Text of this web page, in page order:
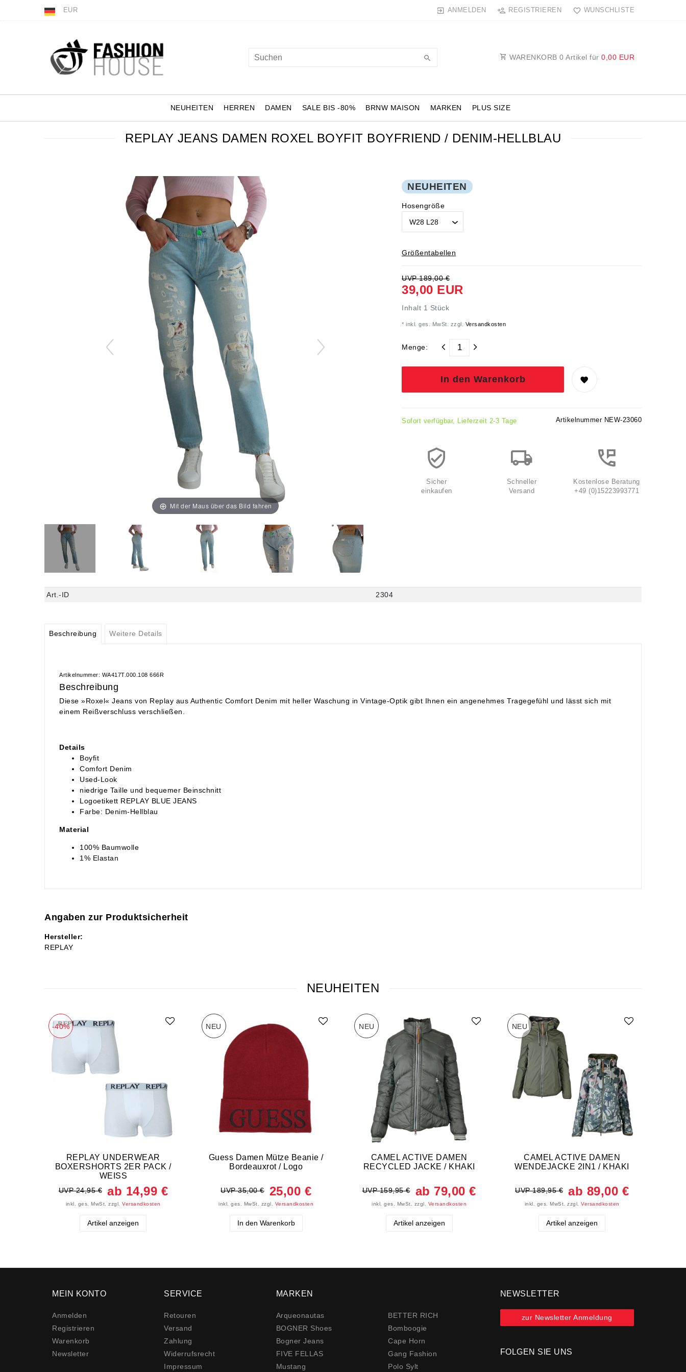
EUR ANMELDEN REGISTRIEREN WUNSCHLISTE
WARENKORB 0 Artikel für 0,00 EUR
NEUHEITEN HERREN DAMEN SALE BIS -80% BRNW MAISON MARKEN PLUS SIZE
REPLAY JEANS DAMEN ROXEL BOYFIT BOYFRIEND / DENIM-HELLBLAU
Mit der Maus über das Bild fahren
NEUHEITEN
Hosengröße
Größentabellen
UVP 189,00 €
39,00 EUR
Inhalt 1 Stück
* inkl. ges. MwSt. zzgl. Versandkosten
Menge:
In den Warenkorb
Sofort verfügbar, Lieferzeit 2-3 Tage Artikelnummer NEW-23060
Sicher
einkaufen
Schneller
Versand
Kostenlose Beratung
+49 (0)15223993771
Art.-ID 2304
Beschreibung Weitere Details
Artikelnummer: WA417T.000.108 666R
Beschreibung
Diese »Roxel« Jeans von Replay aus Authentic Comfort Denim mit heller Waschung in Vintage-Optik gibt Ihnen ein angenehmes Tragegefühl und lässt sich mit
einem Reißverschluss verschließen.
Details
Boyfit
Comfort Denim
Used-Look
niedrige Taille und bequemer Beinschnitt
Logoetikett REPLAY BLUE JEANS
Farbe: Denim-Hellblau
Material
100% Baumwolle
1% Elastan
Angaben zur Produktsicherheit
Hersteller:
REPLAY
NEUHEITEN
-40%
REPLAY UNDERWEAR
BOXERSHORTS 2ER PACK /
WEISS
UVP 24,95 € ab 14,99 €
inkl. ges. MwSt. zzgl.Versandkosten
Artikel anzeigen
NEU
Guess Damen Mütze Beanie /
Bordeauxrot / Logo
UVP 35,00 € 25,00 €
inkl. ges. MwSt. zzgl. Versandkosten
In den Warenkorb
NEU
CAMEL ACTIVE DAMEN
RECYCLED JACKE / KHAKI
UVP 159,95 € ab 79,00 €
inkl. ges. MwSt. zzgl. Versandkosten
Artikel anzeigen
NEU
CAMEL ACTIVE DAMEN
WENDEJACKE 2IN1 / KHAKI
UVP 189,95 € ab 89,00 €
inkl. ges. MwSt. zzgl.Versandkosten
Artikel anzeigen
MEIN KONTO
Anmelden
Registrieren
Warenkorb
Newsletter
SERVICE
Retouren
Versand
Zahlung
Widerrufs­recht
Impressum
MARKEN
Arqueonautas
BOGNER Shoes
Bogner Jeans
FIVE FELLAS
Mustang
BETTER RICH
Bomboogie
Cape Horn
Gang Fashion
Polo Sylt
NEWSLETTER
zur Newsletter Anmeldung
FOLGEN SIE UNS